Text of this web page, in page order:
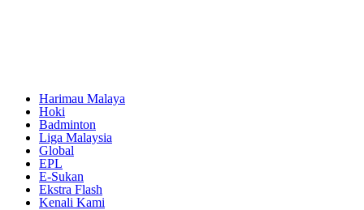
Harimau Malaya
Hoki
Badminton
Liga Malaysia
Global
EPL
E-Sukan
Ekstra Flash
Kenali Kami